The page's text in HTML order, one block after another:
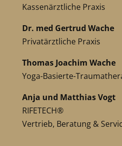
Kassenärztliche Praxis
Dr. med Gertrud Wache
Privatärztliche Praxis
Thomas Joachim Wache
Yoga-Basierte-
Anja und Matthias Vogt
RIFETECH®
Vertrieb, Beratung &